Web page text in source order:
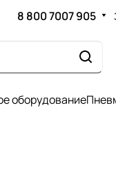
8 800 7007 905
оборудование